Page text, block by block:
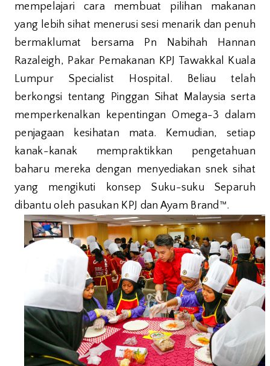
mempelajari cara membuat pilihan makanan
yang lebih sihat menerusi sesi menarik dan penuh
bermaklumat bersama Pn Nabihah Hannan
Razaleigh, Pakar Pemakanan KPJ Tawakkal Kuala
Lumpur Specialist Hospital. Beliau telah
berkongsi tentang Pinggan Sihat Malaysia serta
memperkenalkan kepentingan Omega-3 dalam
penjagaan kesihatan mata. Kemudian, setiap
kanak-kanak mempraktikkan pengetahuan
baharu mereka dengan menyediakan snek sihat
yang mengikuti konsep Suku-suku Separuh
dibantu oleh pasukan KPJ dan Ayam Brand™.